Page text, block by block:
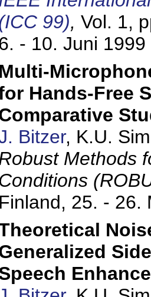
99), Vol. 1,
- 10. Juni 1999
Multi-
Hands-Free
Bitzer, K.U.
Methods
Finland, 25. - 26.